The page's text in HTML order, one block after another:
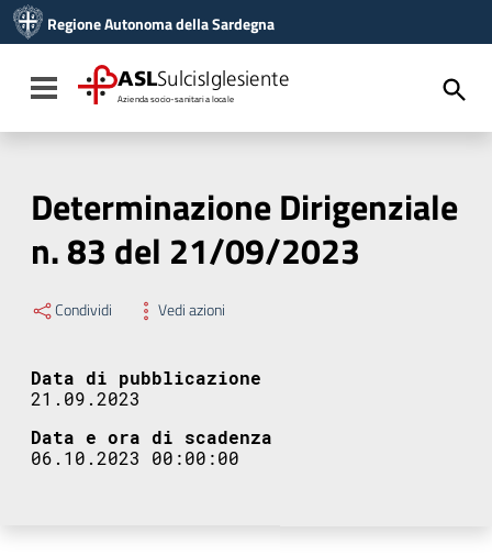
Vai al menu di navigazione
Vai al footer
Regione Autonoma della Sardegna
Toggle navigation
ASLSulcisIglesiente
Azienda socio-sanitaria locale
Determinazione Dirigenziale
n. 83 del 21/09/2023
Condividi Vedi azioni
Data di pubblicazione
21.09.2023
Data e ora di scadenza
06.10.2023 00:00:00